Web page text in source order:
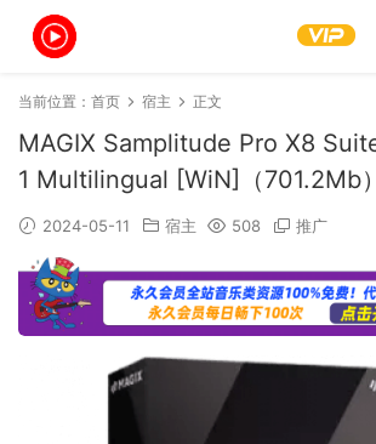
当前位置： 首页 宿主 正文
MAGIX Samplitude Pro X8
1 Multilingual [WiN]（701.2Mb）
2024-05-11 宿主 508 推广